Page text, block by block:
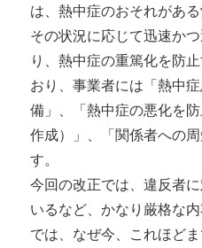
は、熱中症のおそれがあ
その状況に応じて迅速か
り、熱中症の重篤化を防
おり、事業者には「熱中
備」、「熱中症の悪化を
作成）」、「関係者への
す。
今回の改正では、違反者
いるなど、かなり厳格な
では、なぜ今、これほど